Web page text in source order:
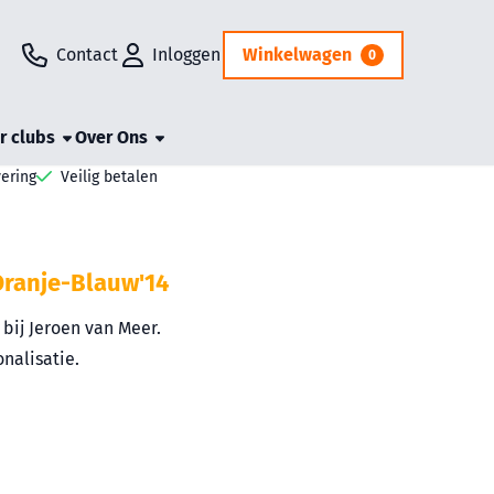
Contact Inloggen Winkelwagen 0
clubs Over Ons
Veilig betalen
Blauw'14
Jeroen van Meer.